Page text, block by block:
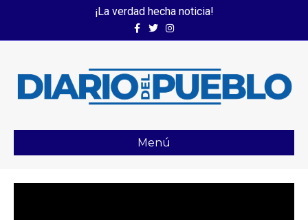
¡La verdad hecha noticia!
FacebookTwitterInstagram
Menú